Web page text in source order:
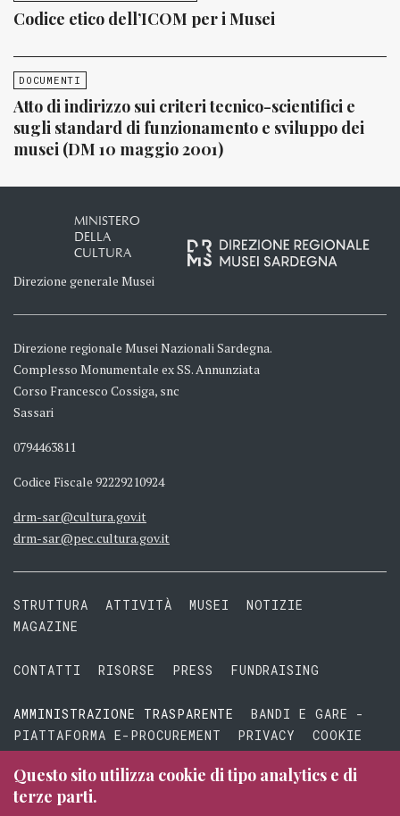
Codice etico dell’ICOM per i Musei
DOCUMENTI
Atto di indirizzo sui criteri tecnico-scientifici e
sugli standard di funzionamento e sviluppo dei
musei (DM 10 maggio 2001)
MINISTERO
DELLA
CULTURA
Direzione generale Musei
Direzione regionale Musei Nazionali Sardegna.
Complesso Monumentale ex SS. Annunziata
Corso Francesco Cossiga, snc
Sassari
0794463811
Codice Fiscale 92229210924
drm-sar@cultura.gov.it
drm-sar@pec.cultura.gov.it
STRUTTURA ATTIVITÀ MUSEI
NOTIZIE
MAGAZINE
CONTATTI RISORSE PRESS FUNDRAISING
AMMINISTRAZIONE TRASPARENTE
BANDI E GARE -
PIATTAFORMA E-PROCUREMENT
PRIVACY
COOKIE
TERMINI E CONDIZIONI
Questo sito utilizza cookie di tipo analytics e di
terze parti.